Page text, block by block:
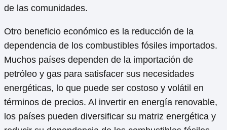
de las comunidades.
Otro beneficio económico es la reducción de la
dependencia de los combustibles fósiles importados.
Muchos países dependen de la importación de
petróleo y gas para satisfacer sus necesidades
energéticas, lo que puede ser costoso y volátil en
términos de precios. Al invertir en energía renovable,
los países pueden diversificar su matriz energética y